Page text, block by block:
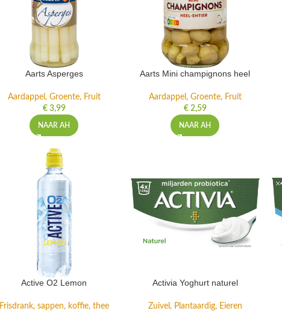
Aarts Asperges
Aardappel, Groente, Fruit
€3,99
NAAR AH
Aarts Mini champignons heel
Aardappel, Groente, Fruit
€2,59
NAAR AH
Active O2 Lemon
Frisdrank, sappen, koffie, thee
Activia Yoghurt naturel
Zuivel, Plantaardig, Eieren